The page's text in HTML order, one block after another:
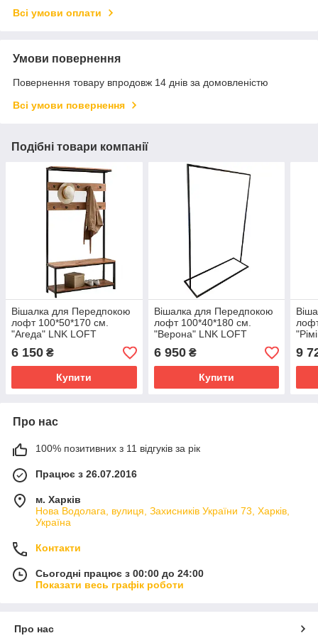
Всі умови оплати
Умови повернення
Повернення товару впродовж 14 днів за домовленістю
Всі умови повернення
Подібні товари компанії
Вішалка для Передпокою
лофт 100*50*170 см.
"Агеда" LNK LOFT
6 150 ₴
Купити
Вішалка для Передпокою
лофт 100*40*180 см.
"Верона" LNK LOFT
6 950₴
Купити
9
Про нас
100% позитивних з 11 відгуків за рік
Працює з 26.07.2016
м. Харків
Нова Водолага, вулиця, Захисників України 73, Харків,
Україна
Контакти
Сьогодні працює з 00:00 до 24:00
Показати весь графік роботи
Про нас